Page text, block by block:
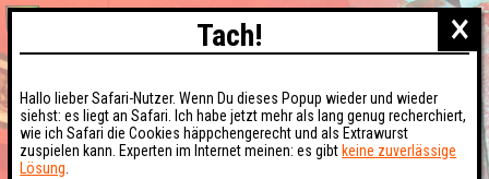
×
Tach!
Hallo lieber Safari-Nutzer. Wenn Du dieses Popup wieder und wieder
siehst: es liegt an Safari. Ich habe jetzt mehr als lang genug recherchiert,
wie ich Safari die Cookies häppchengerecht und als Extrawurst
zuspielen kann. Experten im Internet meinen: es gibt keine zuverlässige
Lösung